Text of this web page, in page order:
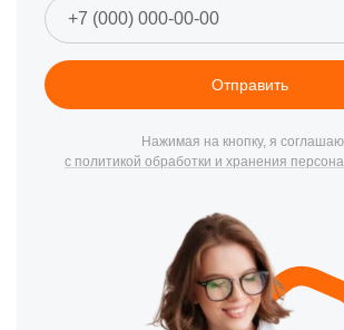
Отправить
Нажимая на кнопку, я
с политикой обработки и хранения